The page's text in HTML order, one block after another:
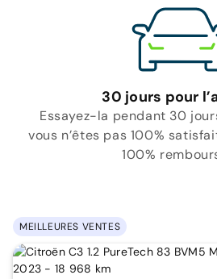
30 jours pour
Essayez-la pendant 30
vous n’êtes pas 100%
100%
MEILLEURES VENTES